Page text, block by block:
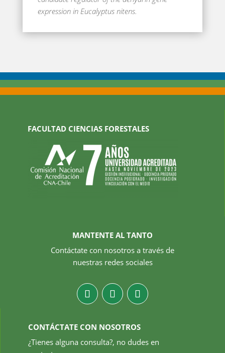
expression in Eucalyptus nitens.
FACULTAD CIENCIAS FORESTALES
MANTENTE AL TANTO
Contáctate con nosotros a través de
nuestras redes sociales
CONTÁCTATE CON NOSOTROS
¿Tienes alguna consulta?, no dudes en